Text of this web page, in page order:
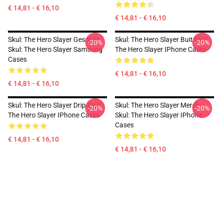
€ 14,81 - € 16,10
€ 14,81 - € 16,10
Skul: The Hero Slayer Geschikt
Skul: The Hero Slayer Samsung
Cases
€ 14,81 - € 16,10
-20%
Skul: The Hero Slayer Buit Skul:
The Hero Slayer IPhone Cases
€ 14,81 - € 16,10
-20%
Skul: The Hero Slayer Drip Skul:
The Hero Slayer IPhone Cases
€ 14,81 - € 16,10
-20%
Skul: The Hero Slayer Merch
Skul: The Hero Slayer IPhone
Cases
€ 14,81 - € 16,10
-20%